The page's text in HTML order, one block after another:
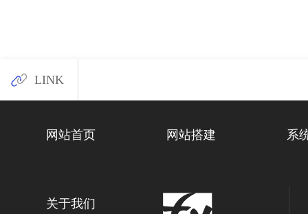
LINK
网站首页 网站搭建 系
关于我们